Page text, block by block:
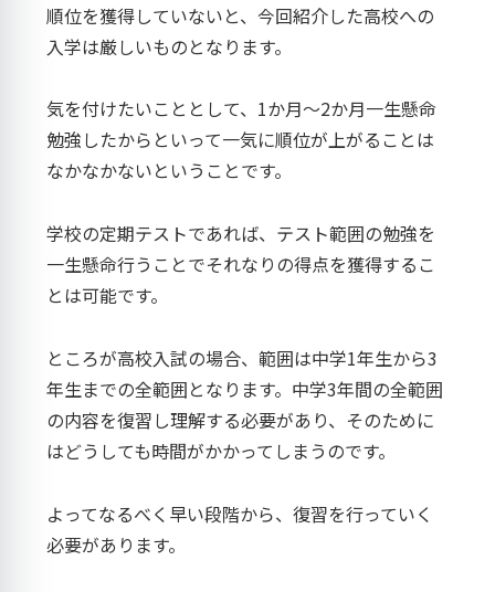
順位を獲得していないと、今回紹介した高校への
入学は厳しいものとなります。
気を付けたいこととして、1か月～2か月一生懸命
勉強したからといって一気に順位が上がることは
なかなかないということです。
学校の定期テストであれば、テスト範囲の勉強を
一生懸命行うことでそれなりの得点を獲得するこ
とは可能です。
ところが高校入試の場合、範囲は中学1年生から3
年生までの全範囲となります。中学3年間の全範囲
の内容を復習し理解する必要があり、そのために
はどうしても時間がかかってしまうのです。
よってなるべく早い段階から、復習を行っていく
必要があります。